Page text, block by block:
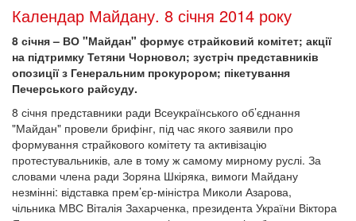
Календар Майдану. 8 січня 2014 року
8 січня – ВО "Майдан" формує страйковий комітет; акції
на підтримку Тетяни Чорновол; зустріч представників
опозиції з Генеральним прокурором; пікетування
Печерського райсуду.
8 січня представники ради Всеукраїнського об’єднання
"Майдан" провели брифінг, під час якого заявили про
формування страйкового комітету та активізацію
протестувальників, але в тому ж самому мирному руслі. За
словами члена ради Зоряна Шкіряка, вимоги Майдану
незмінні: відставка прем’єр-міністра Миколи Азарова,
чільника МВС Віталія Захарченка, президента України Віктора